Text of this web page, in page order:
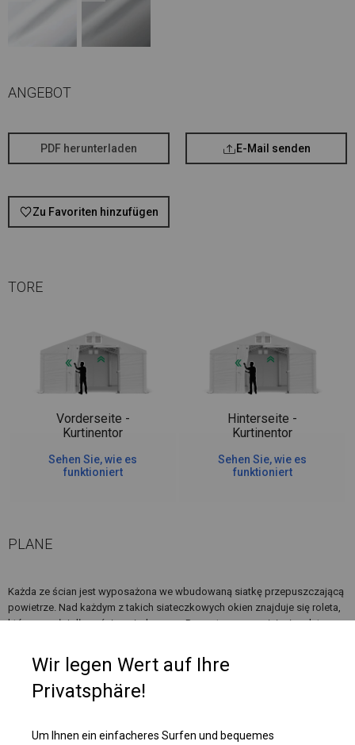
ANGEBOT
PDF herunterladen E-Mail senden
Zu Favoriten hinzufügen
TORE
Vorderseite -
Kurtinentor
Sehen Sie, wie es
funktioniert
Hinterseite -
Kurtinentor
Sehen Sie, wie es
funktioniert
PLANE
Każda ze ścian jest wyposażona we wbudowaną siatkę przepuszczającą
powietrze. Nad każdym z takich siateczkowych okien znajduje się roleta,
która na całej długości posiada rzepy. Rzepy te, po rozwinięciu rolety
namioty z takimi ściankami można wykorzystywać w dwojaki sposób - i
jako namioty imprezowe czy ogrodowe, ustawiając w środku stoliki i
krzesła, i jako składziki do magazynowania.
Einzelheiten ansehen
Wir legen Wert auf Ihre
Privatsphäre!
Um Ihnen ein einfacheres Surfen und bequemes